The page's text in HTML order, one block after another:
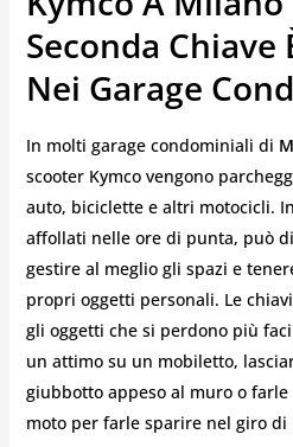
Seconda Chiave
Nei Garage
In molti garage condominiali di
scooter Kymco vengono
auto, biciclette e altri motocicli.
affollati nelle ore di punta, può
gestire al meglio gli spazi e
propri oggetti personali. Le
gli oggetti che si perdono più
un attimo su un mobiletto,
giubbotto appeso al muro o
moto per farle sparire nel giro